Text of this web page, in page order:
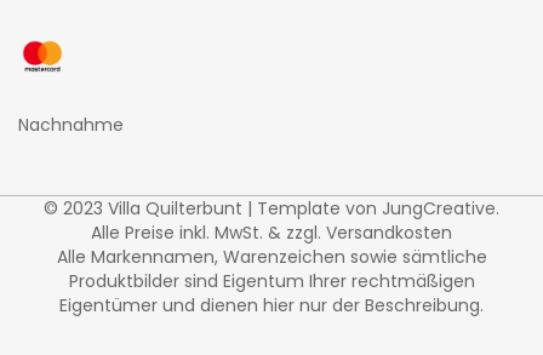
Nachnahme
© 2023 Villa Quilterbunt | Template von JungCreative.
Alle Preise inkl. MwSt. & zzgl. Versandkosten
Alle Markennamen, Warenzeichen sowie sämtliche
Produktbilder sind Eigentum Ihrer rechtmäßigen
Eigentümer und dienen hier nur der Beschreibung.